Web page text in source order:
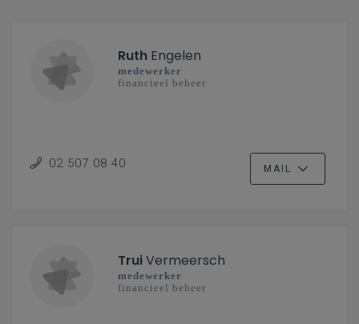
Ruth Engelen
medewerker
financieel beheer
02 507 08 40 MAIL
TruiVermeersch
medewerker
financieel beheer